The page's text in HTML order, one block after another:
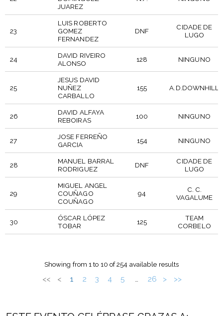
JUAREZ
23
LUIS ROBERTO
GOMEZ
FERNANDEZ
DNF
CIDADE DE
LUGO
24
DAVID RIVEIRO
ALONSO
128 NINGUNO
25
JESUS DAVID
NUÑEZ
CARBALLO
155 A.D.DOWNHILL
26
DAVID ALFAYA
REBOIRAS
100 NINGUNO
27
JOSE FERREÑO
GARCIA
154 NINGUNO
28
MANUEL BARRAL
RODRIGUEZ
DNF
CIDADE DE
LUGO
29
MIGUEL ANGEL
COUÑAGO
COUÑAGO
94
C. C.
VAGALUME
30
ÓSCAR LÓPEZ
TOBAR
125
TEAM
CORBELO
Showing from 1 to 10 of 254 available results
<< < 1 2 3 4 5 26 > >>